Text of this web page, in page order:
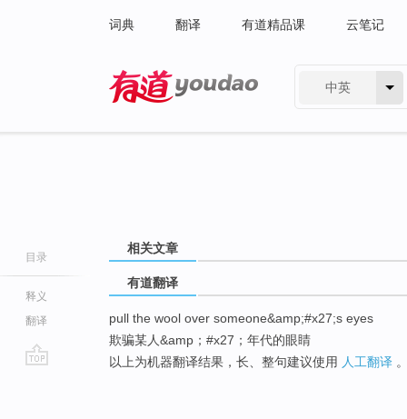
词典 翻译 有道精品课 云笔记
中英
目录
释义
翻译
相关文章
有道翻译
pull the wool over someone&amp;#x27;s eyes
欺骗某人&amp；#x27；年代的眼睛
以上为机器翻译结果，长、整句建议使用 人工翻译